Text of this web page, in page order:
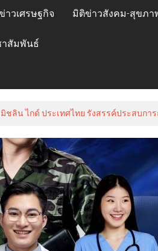
าวเศรษฐกิจ มิติข่าวสังคม-สุขภา
าสัมพันธ์
มิชลิน ไกด์ ประเทศไทย รังสรรค์ประสบ